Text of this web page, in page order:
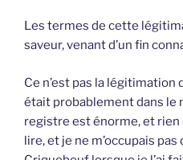
Les termes de cette
saveur, venant d’un fin
Ce n’est pas la légitimation
était probablement dans le
registre est énorme, et
lire, et je ne m’occupais